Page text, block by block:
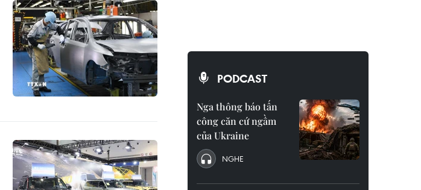
PODCAST
Nga thông báo tấn
công căn cứ ngầm
của Ukraine
NGHE